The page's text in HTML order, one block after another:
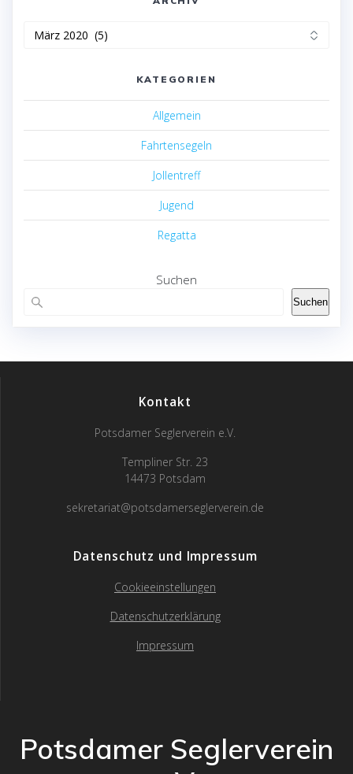
KATEGORIEN
Allgemein
Fahrtensegeln
Jollentreff
Jugend
Regatta
Suchen
Suchen
Kontakt
Potsdamer Seglerverein e.V.
Templiner Str. 23
14473 Potsdam
sekretariat@potsdamerseglerverein.de
Datenschutz und Impressum
Cookieeinstellungen
Datenschutzerklärung
Impressum
Potsdamer Seglerverein